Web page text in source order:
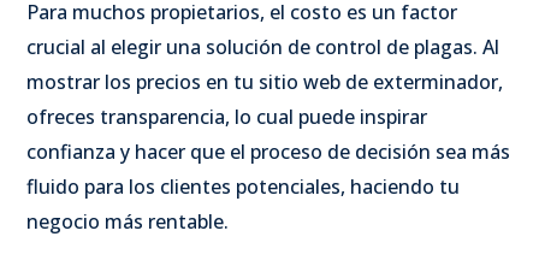
Para muchos propietarios, el costo es un factor
crucial al elegir una solución de control de plagas. Al
mostrar los precios en tu sitio web de exterminador,
ofreces transparencia, lo cual puede inspirar
confianza y hacer que el proceso de decisión sea más
fluido para los clientes potenciales, haciendo tu
negocio más rentable.